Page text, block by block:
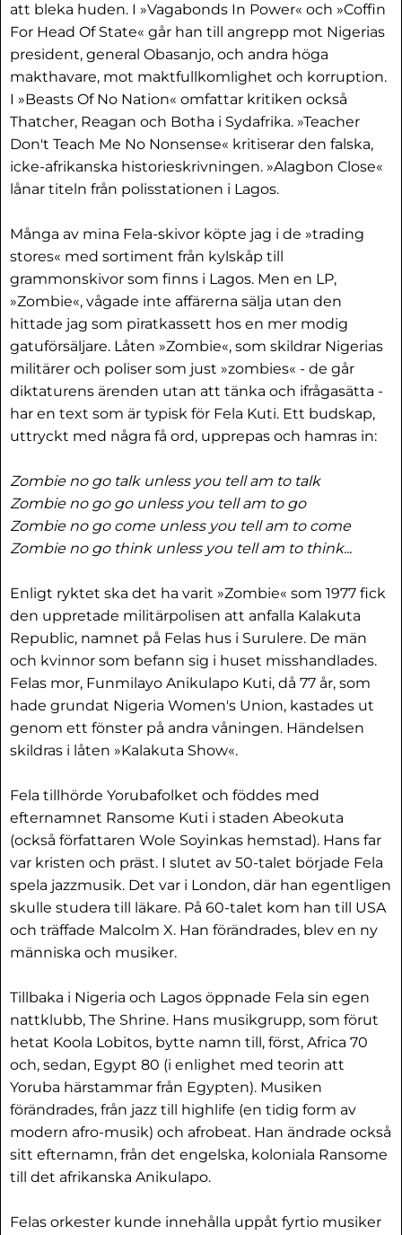
att bleka huden. I »Vagabonds In Power« och »Coffin
For Head Of State« går han till angrepp mot Nigerias
president, general Obasanjo, och andra höga
makthavare, mot maktfullkomlighet och korruption.
I »Beasts Of No Nation« omfattar kritiken också
Thatcher, Reagan och Botha i Sydafrika. »Teacher
Don't Teach Me No Nonsense« kritiserar den falska,
icke-afrikanska historieskrivningen. »Alagbon Close«
lånar titeln från polisstationen i Lagos.
Många av mina Fela-skivor köpte jag i de »trading
stores« med sortiment från kylskåp till
grammonskivor som finns i Lagos. Men en LP,
»Zombie«, vågade inte affärerna sälja utan den
hittade jag som piratkassett hos en mer modig
gatuförsäljare. Låten »Zombie«, som skildrar Nigerias
militärer och poliser som just »zombies« - de går
diktaturens ärenden utan att tänka och ifrågasätta -
har en text som är typisk för Fela Kuti. Ett budskap,
uttryckt med några få ord, upprepas och hamras in:
Zombie no go talk unless you tell am to talk
Zombie no go go unless you tell am to go
Zombie no go come unless you tell am to come
Zombie no go think unless you tell am to think...
Enligt ryktet ska det ha varit »Zombie« som 1977 fick
den uppretade militärpolisen att anfalla Kalakuta
Republic, namnet på Felas hus i Surulere. De män
och kvinnor som befann sig i huset misshandlades.
Felas mor, Funmilayo Anikulapo Kuti, då 77 år, som
hade grundat Nigeria Women's Union, kastades ut
genom ett fönster på andra våningen. Händelsen
skildras i låten »Kalakuta Show«.
Fela tillhörde Yorubafolket och föddes med
efternamnet Ransome Kuti i staden Abeokuta
(också författaren Wole Soyinkas hemstad). Hans far
var kristen och präst. I slutet av 50-talet började Fela
spela jazzmusik. Det var i London, där han egentligen
skulle studera till läkare. På 60-talet kom han till USA
och träffade Malcolm X. Han förändrades, blev en ny
människa och musiker.
Tillbaka i Nigeria och Lagos öppnade Fela sin egen
nattklubb, The Shrine. Hans musikgrupp, som förut
hetat Koola Lobitos, bytte namn till, först, Africa 70
och, sedan, Egypt 80 (i enlighet med teorin att
Yoruba härstammar från Egypten). Musiken
förändrades, från jazz till highlife (en tidig form av
modern afro-musik) och afrobeat. Han ändrade också
sitt efternamn, från det engelska, koloniala Ransome
till det afrikanska Anikulapo.
Felas orkester kunde innehålla uppåt fyrtio musiker